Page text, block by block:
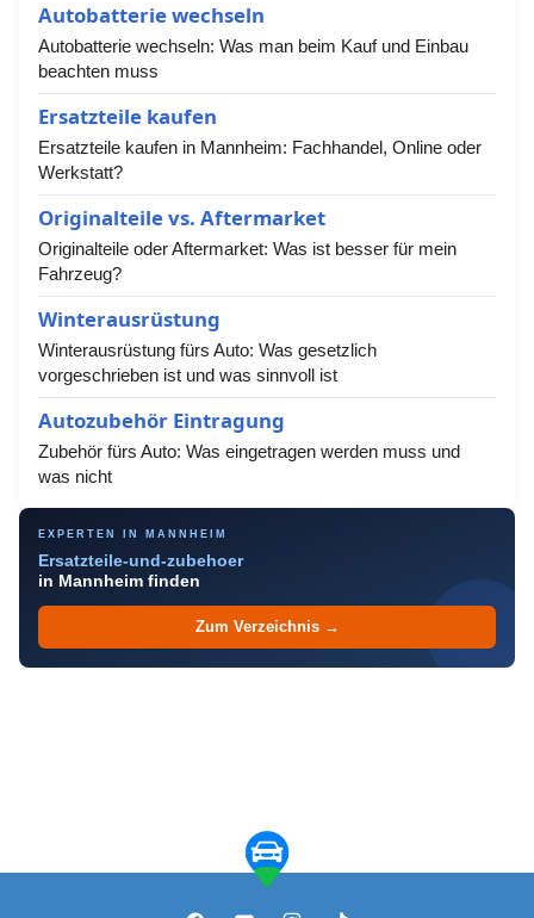
Autobatterie wechseln
Autobatterie wechseln: Was man beim Kauf und Einbau
beachten muss
Ersatzteile kaufen
Ersatzteile kaufen in Mannheim: Fachhandel, Online oder
Werkstatt?
Originalteile vs. Aftermarket
Originalteile oder Aftermarket: Was ist besser für mein
Fahrzeug?
Winterausrüstung
Winterausrüstung fürs Auto: Was gesetzlich
vorgeschrieben ist und was sinnvoll ist
Autozubehör Eintragung
Zubehör fürs Auto: Was eingetragen werden muss und
was nicht
EXPERTEN IN MANNHEIM
Ersatzteile-und-zubehoer
in Mannheim finden
Zum Verzeichnis →